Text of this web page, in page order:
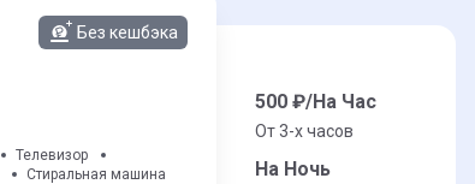
Без кешбэка
Телевизор
Стиральная машина
500₽/На Час
От 3-x часов
На Ночь